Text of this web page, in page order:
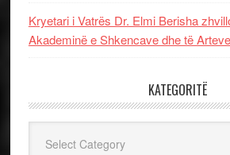
Kryetari i Vatrës Dr. Elmi Berisha
Akademinë e Shkencave dhe të
KATEGORITË